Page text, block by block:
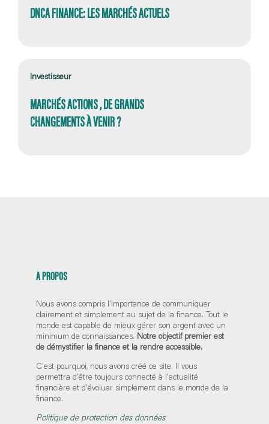
DNCA FINANCE: LES MARCHÉS ACTUELS
Investisseur
MARCHÉS ACTIONS , DE GRANDS
CHANGEMENTS À VENIR ?
A PROPOS
Nous avons compris l'importance de communiquer
clairement et simplement au sujet de la finance. Tout le
monde est capable de mieux gérer son argent avec un
minimum de connaissances. Notre objectif premier est
de démystifier la finance et la rendre accessible.
C'est pourquoi, nous avons créé ce site. Il vous
permettra d'être toujours connecté à l'actualité
financière et d'évoluer simplement dans le monde de la
finance.
Politique de protection des données